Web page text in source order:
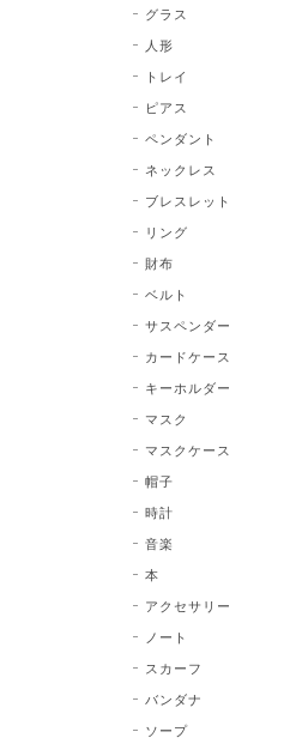
グラス
人形
トレイ
ピアス
ペンダント
ネックレス
ブレスレット
リング
財布
ベルト
サスペンダー
カードケース
キーホルダー
マスク
マスクケース
帽子
時計
音楽
本
アクセサリー
ノート
スカーフ
バンダナ
ソープ